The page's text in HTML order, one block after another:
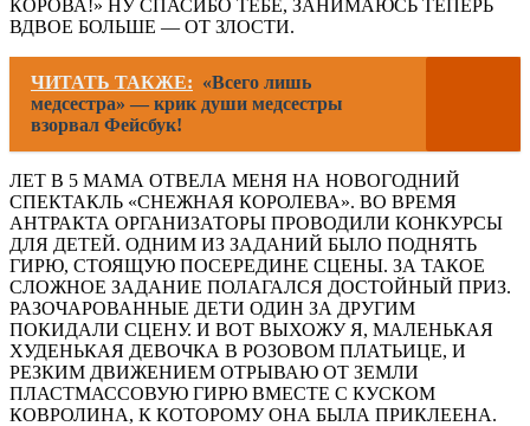
КОРОВА!» НУ СПАСИБО ТЕБЕ, ЗАНИМАЮСЬ ТЕПЕРЬ
ВДВОЕ БОЛЬШЕ — ОТ ЗЛОСТИ.
ЧИТАТЬ ТАКЖЕ: «Всего лишь
медсестра» — крик души медсестры
взорвал Фейсбук!
ЛЕТ В 5 МАМА ОТВЕЛА МЕНЯ НА НОВОГОДНИЙ
СПЕКТАКЛЬ «СНЕЖНАЯ КОРОЛЕВА». ВО ВРЕМЯ
АНТРАКТА ОРГАНИЗАТОРЫ ПРОВОДИЛИ КОНКУРСЫ
ДЛЯ ДЕТЕЙ. ОДНИМ ИЗ ЗАДАНИЙ БЫЛО ПОДНЯТЬ
ГИРЮ, СТОЯЩУЮ ПОСЕРЕДИНЕ СЦЕНЫ. ЗА ТАКОЕ
СЛОЖНОЕ ЗАДАНИЕ ПОЛАГАЛСЯ ДОСТОЙНЫЙ ПРИЗ.
РАЗОЧАРОВАННЫЕ ДЕТИ ОДИН ЗА ДРУГИМ
ПОКИДАЛИ СЦЕНУ. И ВОТ ВЫХОЖУ Я, МАЛЕНЬКАЯ
ХУДЕНЬКАЯ ДЕВОЧКА В РОЗОВОМ ПЛАТЬИЦЕ, И
РЕЗКИМ ДВИЖЕНИЕМ ОТРЫВАЮ ОТ ЗЕМЛИ
ПЛАСТМАССОВУЮ ГИРЮ ВМЕСТЕ С КУСКОМ
КОВРОЛИНА, К КОТОРОМУ ОНА БЫЛА ПРИКЛЕЕНА.